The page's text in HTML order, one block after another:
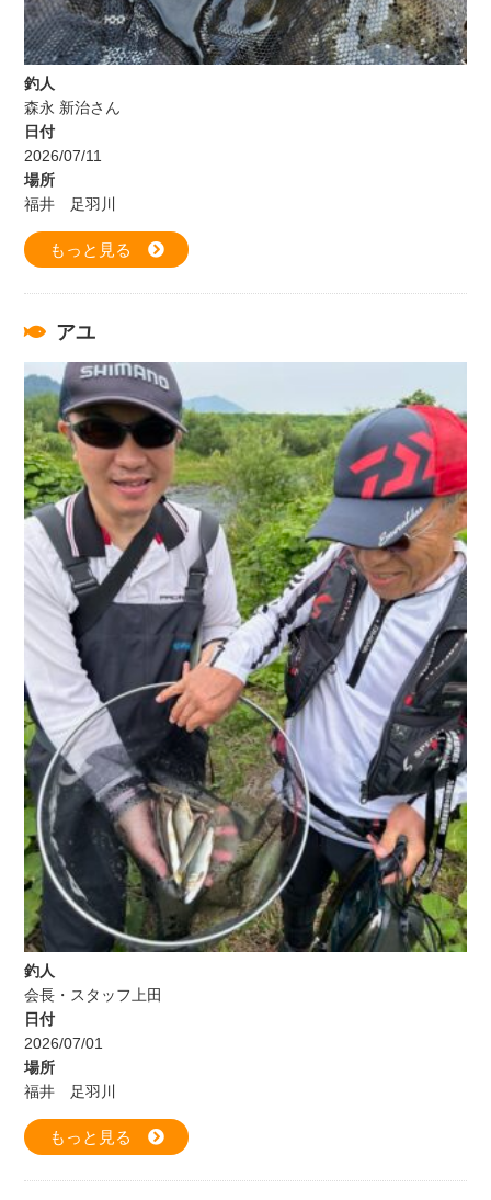
釣人
森永 新治さん
日付
2026/07/11
場所
福井 足羽川
もっと見る
アユ
釣人
会長・スタッフ上田
日付
2026/07/01
場所
福井 足羽川
もっと見る